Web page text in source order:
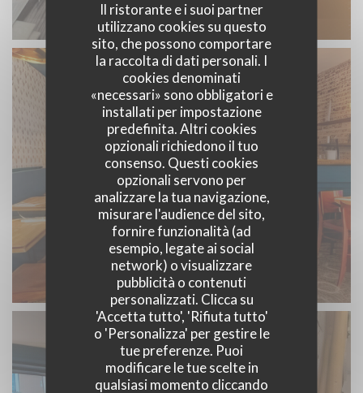
Il ristorante e i suoi partner
utilizzano cookies su questo
sito, che possono comportare
la raccolta di dati personali. I
cookies denominati
«necessari» sono obbligatori e
installati per impostazione
predefinita. Altri cookies
opzionali richiedono il tuo
consenso. Questi cookies
opzionali servono per
analizzare la tua navigazione,
misurare l'audience del sito,
fornire funzionalità (ad
esempio, legate ai social
network) o visualizzare
pubblicità o contenuti
personalizzati. Clicca su
'Accetta tutto', 'Rifiuta tutto'
o 'Personalizza' per gestire le
tue preferenze. Puoi
modificare le tue scelte in
qualsiasi momento cliccando
Un bistrot revisité